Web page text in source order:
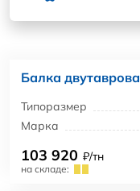
Балка
Типоразмер
Марка
103 920 ₽/тн
на складе: